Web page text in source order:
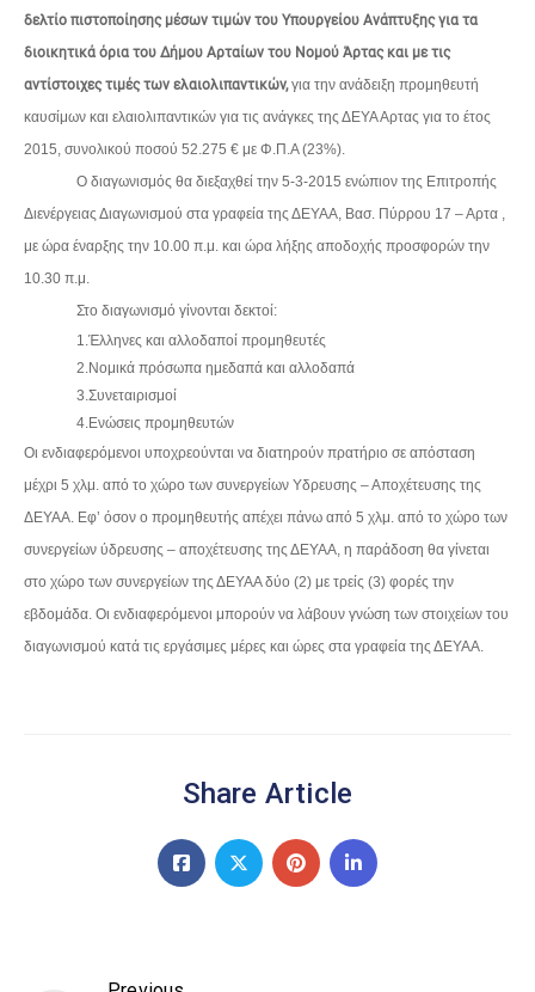
δελτίο πιστοποίησης μέσων τιμών του Υπουργείου Ανάπτυξης για τα
διοικητικά όρια του Δήμου Αρταίων του Νομού Άρτας και με τις
αντίστοιχες τιμές των ελαιολιπαντικών,για την ανάδειξη προμηθευτή
καυσίμων και ελαιολιπαντικών για τις ανάγκες της ΔΕΥΑ Αρτας για το έτος
2015, συνολικού ποσού 52.275 € με Φ.Π.Α (23%).
Ο διαγωνισμός θα διεξαχθεί την 5-3-2015 ενώπιον της Επιτροπής
Διενέργειας Διαγωνισμού στα γραφεία της ΔΕΥΑΑ, Βασ. Πύρρου 17 – Αρτα ,
με ώρα έναρξης την 10.00 π.μ. και ώρα λήξης αποδοχής προσφορών την
10.30 π.μ.
Στο διαγωνισμό γίνονται δεκτοί:
1.Έλληνες και αλλοδαποί προμηθευτές
2.Νομικά πρόσωπα ημεδαπά και αλλοδαπά
3.Συνεταιρισμοί
4.Ενώσεις προμηθευτών
Οι ενδιαφερόμενοι υποχρεούνται να διατηρούν πρατήριο σε απόσταση
μέχρι 5 χλμ. από το χώρο των συνεργείων Υδρευσης – Αποχέτευσης της
ΔΕΥΑΑ. Εφ’ όσον ο προμηθευτής απέχει πάνω από 5 χλμ. από το χώρο των
συνεργείων ύδρευσης – αποχέτευσης της ΔΕΥΑΑ, η παράδοση θα γίνεται
στο χώρο των συνεργείων της ΔΕΥΑΑ δύο (2) με τρείς (3) φορές την
εβδομάδα. Οι ενδιαφερόμενοι μπορούν να λάβουν γνώση των στοιχείων του
διαγωνισμού κατά τις εργάσιμες μέρες και ώρες στα γραφεία της ΔΕΥΑΑ.
Share Article